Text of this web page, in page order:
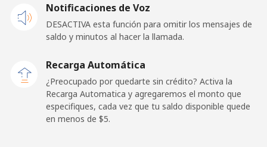
Kuwait
Línea fija ⁦6.9¢⁩
⁦$10⁩
⁦6.9¢⁩
144 min por
-
Notificaciones de Voz
DESACTIVA esta función para omitir los mensajes de
saldo y minutos al hacer la llamada.
Recarga Automática
¿Preocupado por quedarte sin crédito? Activa la
Recarga Automatica y agregaremos el monto que
especifiques, cada vez que tu saldo disponible quede
en menos de ⁦$5⁩.